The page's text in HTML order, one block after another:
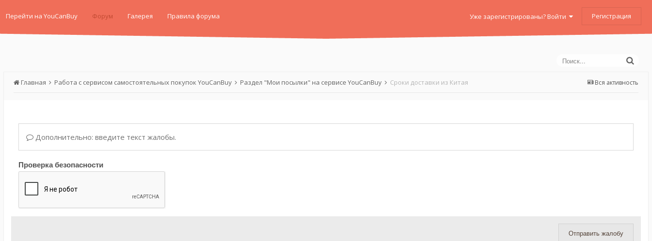
Перейти на YouCanBuy Форум Галерея Правила форума Уже зарегистрированы? Войти Регистрация
Вся активность
Главная Работа с сервисом самостоятельных покупок YouCanBuy Раздел "Мои посылки" на сервисе YouCanBuy Сроки доставки из Китая
Дополнительно: введите текст жалобы.
Проверка безопасности
Отправить жалобу